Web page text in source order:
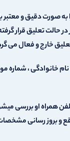
صورت دقیق و معتبر
حالت تعلیق قرار
خارج و فعال می
خانوادگی ، شماره
همراه او بررسی
و بروز رسانی